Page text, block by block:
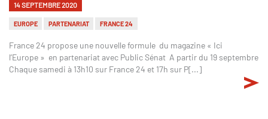
14 SEPTEMBRE 2020
EUROPE PARTENARIAT FRANCE 24
France 24 propose une nouvelle formule du magazine « Ici
l’Europe » en partenariat avec Public Sénat A partir du 19 septembre
Chaque samedi à 13h10 sur France 24 et 17h sur P[...]